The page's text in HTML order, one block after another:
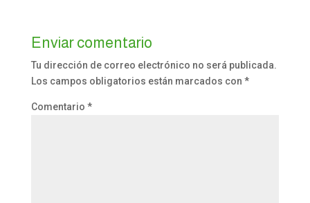
Enviar comentario
Tu dirección de correo electrónico no será publicada.
Los campos obligatorios están marcados con *
Comentario *